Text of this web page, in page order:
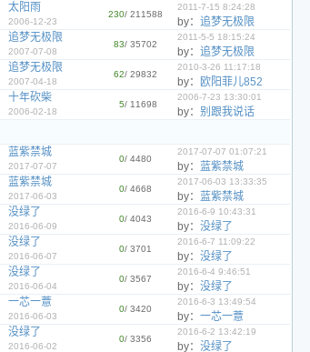
太阳雨
2006-12-23
230/ 211588
2011-7-15 8:24:28
by：追梦无极限
追梦无极限
2007-07-08
83/ 35702
2011-5-5 18:15:24
by：追梦无极限
追梦无极限
2007-04-18
62/ 29832
2010-3-26 11:17:18
by：
欧阳菲儿852
十年砍柴
2006-02-18
5/ 11698
2006-7-23 13:30:01
by：别跟我说话
蓝紫禁城
2017-07-07
0/ 4480
2017-07-07 01:07:21
by： 蓝紫禁城
蓝紫禁城
2017-06-03
0/ 4668
2017-06-03 13:33:35
by： 蓝紫禁城
没绿了
2016-06-09
0/ 4043
2016-6-9 10:43:31
by：没绿了
没绿了
2016-06-07
0/ 3701
2016-6-7 11:09:22
by：没绿了
没绿了
2016-06-04
0/ 3567
2016-6-4 9:46:51
by：没绿了
一芯一薏
2016-06-03
0/ 3420
2016-6-3 13:49:54
by：一芯一薏
没绿了
2016-06-02
0/ 3356
2016-6-2 13:42:19
by：没绿了